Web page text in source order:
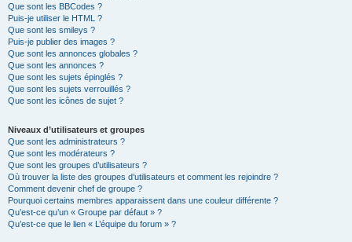
Que sont les BBCodes ?
Puis-je utiliser le HTML ?
Que sont les smileys ?
Puis-je publier des images ?
Que sont les annonces globales ?
Que sont les annonces ?
Que sont les sujets épinglés ?
Que sont les sujets verrouillés ?
Que sont les icônes de sujet ?
Niveaux d’utilisateurs et groupes
Que sont les administrateurs ?
Que sont les modérateurs ?
Que sont les groupes d’utilisateurs ?
Où trouver la liste des groupes d’utilisateurs et comment les rejoindre ?
Comment devenir chef de groupe ?
Pourquoi certains membres apparaissent dans une couleur différente ?
Qu’est-ce qu’un « Groupe par défaut » ?
Qu’est-ce que le lien « L’équipe du forum » ?